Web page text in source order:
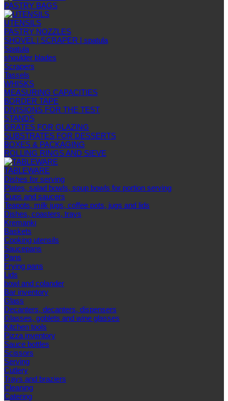
PASTRY BAGS
UTENSILS
PASTRY NOZZLES
SHOVEL | SCRAPER | spatula
Spatula
shoulder blades
Scrapers
Tassels
WHISKS
MEASURING CAPACITIES
BORDER TAPE
DIVISIONS FOR THE TEST
STANDS
GRATES FOR GLAZING
SUBSTRATES FOR DESSERTS
BOXES & PACKAGING
ROLLING RINGS AND SIEVE
TABLEWARE
Dishes for serving
Plates, salad bowls, soup bowls for portion serving
Cups and saucers
Teapots, milk jugs, coffee pots, jugs and lids
Dishes, coasters, trays
Kremanki
Baskets
Cooking utensils
Saucepans
Pans
Frying pans
Lids
bowl and colander
Bar inventory
Glass
Decanters, decanters, dispensers
Glasses, goblets and wine glasses
Kitchen tools
Pizza inventory
Sauce bottles
Scissors
Serving
Cutlery
Trays and braziers
Сleaning
Catering